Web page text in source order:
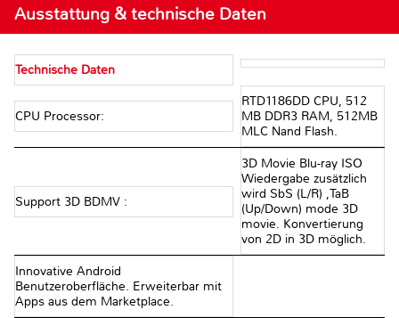
Ausstattung & technische Daten
Technische Daten
CPU Processor:
RTD1186DD CPU, 512
MB DDR3 RAM, 512MB
MLC Nand Flash.
Support 3D BDMV :
3D Movie Blu-ray ISO
Wiedergabe zusätzlich
wird SbS (L/R) ,TaB
(Up/Down) mode 3D
movie. Konvertierung
von 2D in 3D möglich.
Innovative Android
Benutzeroberfläche. Erweiterbar mit
Apps aus dem Marketplace.